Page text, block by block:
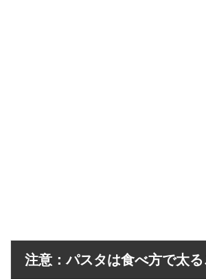
注意：パスタは食べ方で太